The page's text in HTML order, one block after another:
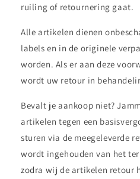
ruiling of retournering gaat.
Alle artikelen dienen
labels en in de originele
worden. Als er aan deze
wordt uw retour in
Bevalt je aankoop niet?
artikelen tegen een
sturen via de meegeleverde
wordt ingehouden van het
zodra wij de artikelen retour